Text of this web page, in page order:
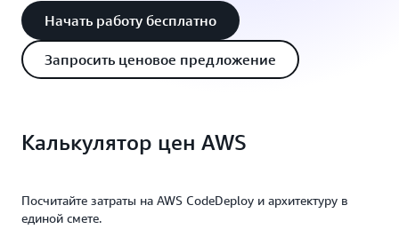
Начать работу бесплатно
Запросить ценовое предложение
Калькулятор цен AWS
Посчитайте затраты на AWS CodeDeploy и архитектуру в
единой смете.